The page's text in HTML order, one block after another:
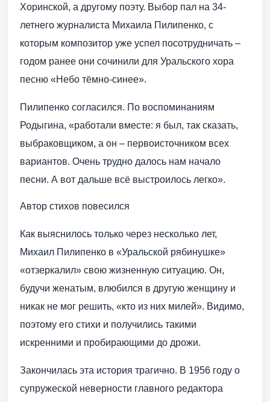
Хоринской, а другому поэту. Выбор пал на 34-
летнего журналиста Михаила Пилипенко, с
которым композитор уже успел посотрудничать –
годом ранее они сочинили для Уральского хора
песню «Небо тёмно-синее».
Пилипенко согласился. По воспоминаниям
Родыгина, «работали вместе: я был, так сказать,
выбраковщиком, а он – первоисточником всех
вариантов. Очень трудно далось нам начало
песни. А вот дальше всё выстроилось легко».
Автор стихов повесился
Как выяснилось только через несколько лет,
Михаил Пилипенко в «Уральской рябинушке»
«отзеркалил» свою жизненную ситуацию. Он,
будучи женатым, влюбился в другую женщину и
никак не мог решить, «кто из них милей». Видимо,
поэтому его стихи и получились такими
искренними и пробирающими до дрожи.
Закончилась эта история трагично. В 1956 году о
супружеской неверности главного редактора